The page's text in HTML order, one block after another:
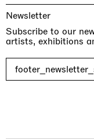
Newsletter
Subscribe to our
artists, exhibitions